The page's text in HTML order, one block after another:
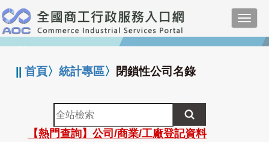
跳
到
主
要
:::
||首頁〉統計專區〉 閉鎖性公司名錄
全
站
檢
【熱門查詢】公司/商業/工廠登記資料